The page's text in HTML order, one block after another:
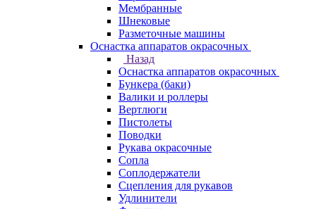
Мембранные
Шнековые
Разметочные машины
Оснастка аппаратов окрасочных
Назад
Оснастка аппаратов окрасочных
Бункера (баки)
Валики и роллеры
Вертлюги
Пистолеты
Поводки
Рукава окрасочные
Сопла
Соплодержатели
Сцепления для рукавов
Удлинители